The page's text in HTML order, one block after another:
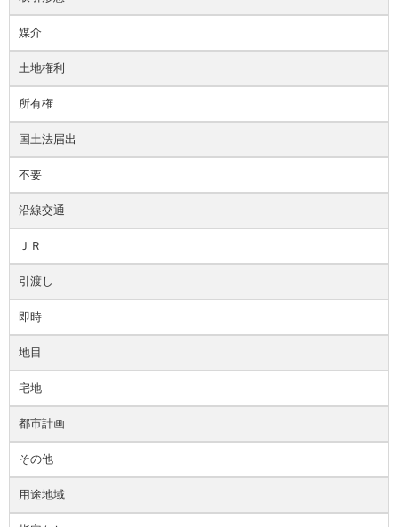
媒介
土地権利
所有権
国土法届出
不要
沿線交通
ＪＲ
引渡し
即時
地目
宅地
都市計画
その他
用途地域